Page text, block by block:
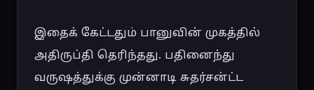
இதைக் கேட்டதும் பானுவின் முகத்தில்
அதிருப்தி தெரிந்தது. பதினைந்து
வருஷத்துக்கு முன்னாடி சுதர்சன்ட்ட